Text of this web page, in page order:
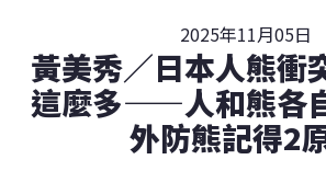
2025年11月05日
黃美秀／日本人熊衝
這麼多——人和熊各
外防熊記得2